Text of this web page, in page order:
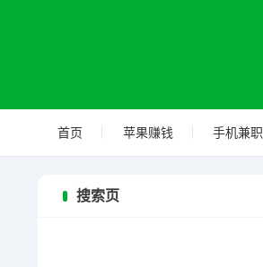
首页 苹果赚钱 手机兼职
搜索页